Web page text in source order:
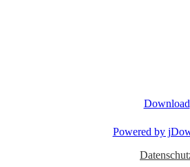
Download
Powered by